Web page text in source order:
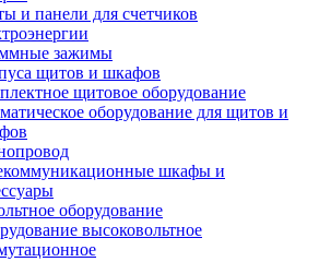
и панели для счетчиков
зажимы
щитов и шкафов
щитовое оборудование
оборудование для щитов и
шкафы и
оборудование
высоковольтное